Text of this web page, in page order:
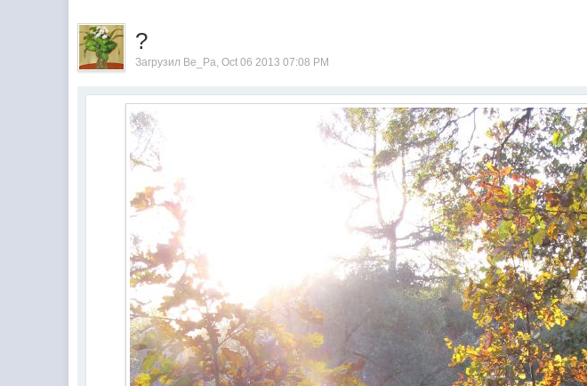
?
Загрузил Ве_Ра, Oct 06 2013 07:08 PM